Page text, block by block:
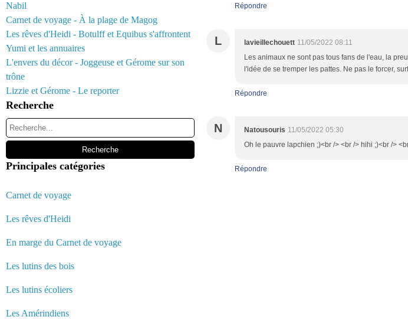
Nabil
Carnet de voyage - À la plage de Magog
Les rêves d'Heidi - Botulff et Equibus s'affrontent
Yumi et les annuaires
L'envers du décor - Joggeuse et Gérome sur son
trône
Lizzie et Gérome - Le reporter
Recherche
Principales catégories
Carnet de voyage
Les rêves d'Heidi
En marge du Carnet de voyage
Les lutins des bois
Les lutins écoliers
Les Amérindiens
Répondre
L lavieillechouett 11/05/2022 08:11
Les animaux ne sont pas tous fans de l'eau, la
l'idée de se tremper les pattes. Ne pas le forcer,
Répondre
N Natousouris 11/05/2022 05:30
Oh le pauvre lapchien ;)<br /> <br /> hihi ;)<br />
Répondre